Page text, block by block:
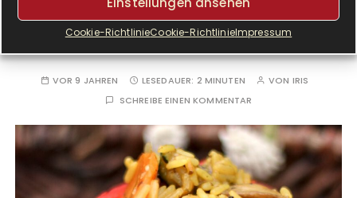
Cookie-RichtlinieCookie-RichtlinieImpressum
HAUPTGERICHTE
One Pot Paella! Sogar vegan!
VOR 9 JAHREN LESEDAUER: 2 MINUTEN VON IRIS
SCHREIBE EINEN KOMMENTAR